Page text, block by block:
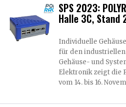
SPS 2023:
Halle 3C, Stand
Individuelle
für den industriellen Einsatz
Gehäuse- und
Elektronik zeigt die
vom 14. bis 16.